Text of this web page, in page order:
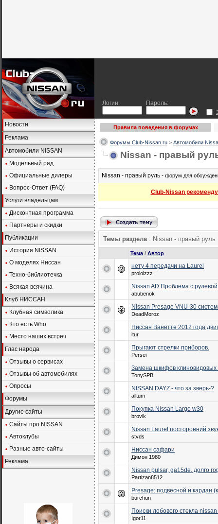
Логин: Пароль:
Новости
Реклама
Автомобили NISSAN
Модельный ряд
Официальные дилеры
Вопрос-Ответ (FAQ)
Услуги владельцам
Дисконтная программа
Партнеры и скидки
Публикации
История NISSAN
О моделях Ниссан
Техно-библиотечка
Всякая всячина
Клуб НИССАН
Клубная символика
Кто есть Who
Место наших встреч
Глас народа
Отзывы о сервисах
Отзывы об автомобилях
Опросы
Форумы
Другие сайты
Сайты про NISSAN
Автоклубы
Разные авто-сайты
Реклама
Правила поведения в форумах
Форумы Club-Nissan.ru > Автомобили
Nissan - правый
Nissan - правый руль - форум для
Club-Nissan
Темы раздела: Nissan - правый руль
Тема / Автор
нету 4 передачи на Laurel
prololzzz
Nissan AD Проблема с
abubenok
Nissan Presage VNU-30
DeadMoroz
Ниссан Ванетте 2012 года
itur
Прыгают стрелки приборов.
Persei
Замена шкифов клиновидовых
TonySPB
NISSAN DAYZ - что за зверь-?
alltum
Покупка Nissan Largo w30
brovik
Nissan Laurel посторонний
stvds
Ниссан сафари
Димон 1980
Nissan pulsar, ga15de, долго
Partizan8512
Presage: подвесной и кардан
burchun
Поиски лобового стекла
Igor11